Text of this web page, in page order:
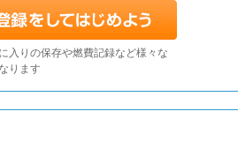
入りの保存や燃費記録など様々な
ります